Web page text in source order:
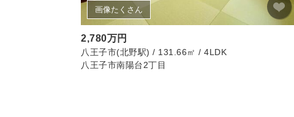
画像たくさん
2,780万円
八王子市(北野駅) / 131.66㎡ / 4LDK
八王子市南陽台2丁目